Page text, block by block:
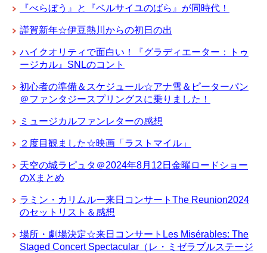
『べらぼう』と『ベルサイユのばら』が同時代！
謹賀新年☆伊豆熱川からの初日の出
ハイクオリティで面白い！『グラディエーター：トゥ
ージカル』SNLのコント
初心者の準備＆スケジュール☆アナ雪＆ピーターパン
＠ファンタジースプリングスに乗りました！
ミュージカルファンレターの感想
２度目観ました☆映画「ラストマイル」
天空の城ラピュタ＠2024年8月12日金曜ロードショー
のXまとめ
ラミン・カリムルー来日コンサートThe Reunion2024
のセットリスト＆感想
場所・劇場決定☆来日コンサートLes Misérables: The
Staged Concert Spectacular（レ・ミゼラブルステージ